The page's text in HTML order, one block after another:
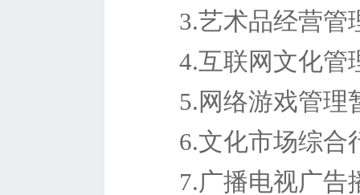
3.艺术品经营管
4.互联网文化管
5.网络游戏管理
6.文化市场综合
7.广播电视广告